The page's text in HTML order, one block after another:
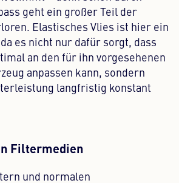
geht ein großer Teil der
Elastisches Vlies ist hier ein
es nicht nur dafür sorgt, dass
an den für ihn vorgesehenen
anpassen kann, sondern
langfristig konstant
Filtermedien
und normalen